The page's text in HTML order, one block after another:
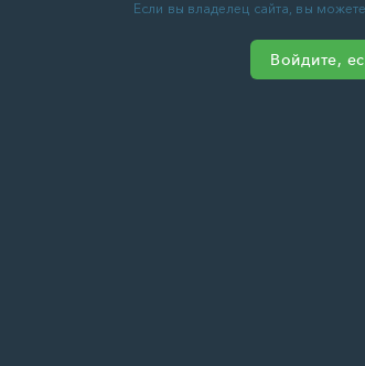
Если вы владелец сайта, вы
Войдите,